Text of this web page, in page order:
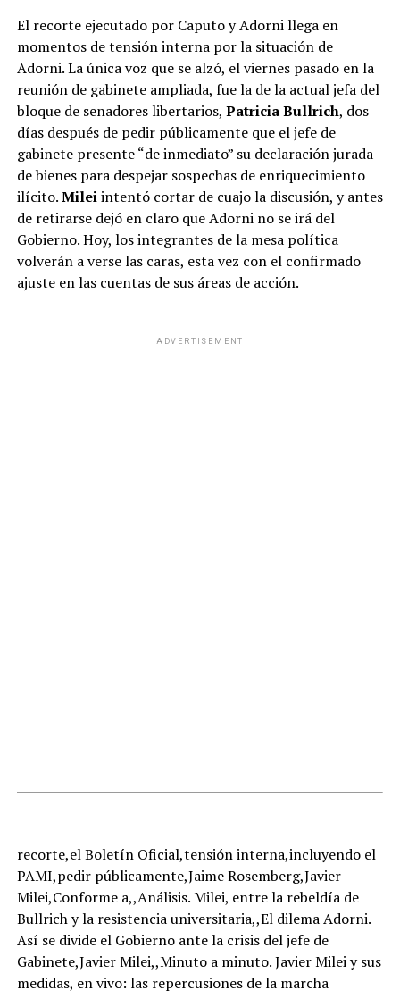
El recorte ejecutado por Caputo y Adorni llega en
momentos de tensión interna por la situación de
Adorni. La única voz que se alzó, el viernes pasado en la
reunión de gabinete ampliada, fue la de la actual jefa del
bloque de senadores libertarios, Patricia Bullrich, dos
días después de pedir públicamente que el jefe de
gabinete presente “de inmediato” su declaración jurada
de bienes para despejar sospechas de enriquecimiento
ilícito.Mileiintentó cortar de cuajo la discusión, y antes
de retirarse dejó en claro que Adorni no se irá del
Gobierno. Hoy, los integrantes de la mesa política
volverán a verse las caras, esta vez con el confirmado
ajuste en las cuentas de sus áreas de acción.
ADVERTISEMENT
recorte,el Boletín Oficial,tensión interna,incluyendo el
PAMI,pedir públicamente,Jaime Rosemberg,Javier
Milei,Conforme a,,Análisis. Milei, entre la rebeldía de
Bullrich y la resistencia universitaria,,El dilema Adorni.
Así se divide el Gobierno ante la crisis del jefe de
Gabinete,Javier Milei,,Minuto a minuto. Javier Milei y sus
medidas, en vivo: las repercusiones de la marcha